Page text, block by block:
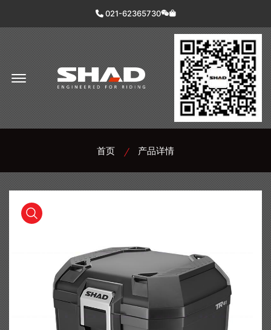
021-62365730
Offcanvas Menu Open
首页 产品详情
product view